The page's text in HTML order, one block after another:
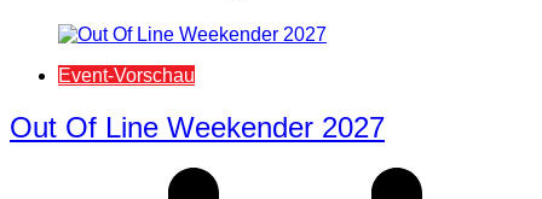
Event-Vorschau
Out Of Line Weekender 2027